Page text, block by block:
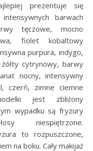
prezentuje się
barwach
tęczowe, mocno
fiolet kobaltowy
purpura, indygo,
cytrynowy, barwy
nocny, intensywny
czerń, zimne ciemne
jest zbliżony
wypadku są fryzury
niespiętrzone.
to rozpuszczone,
na boku. Cały makijaż